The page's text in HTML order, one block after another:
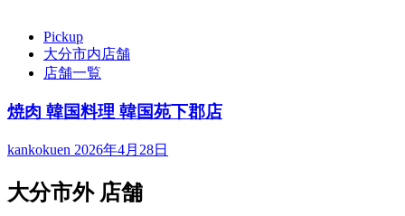
Pickup
大分市内店舗
店舗一覧
焼肉 韓国料理 韓国苑下郡店
kankokuen 2026年4月28日
大分市外 店舗